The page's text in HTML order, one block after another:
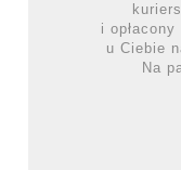
i
u Ciebie
Na